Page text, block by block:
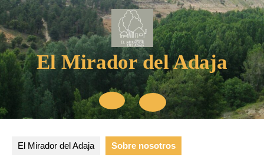
El Mirador del Adaja
El Mirador del Adaja Sobre nosotros